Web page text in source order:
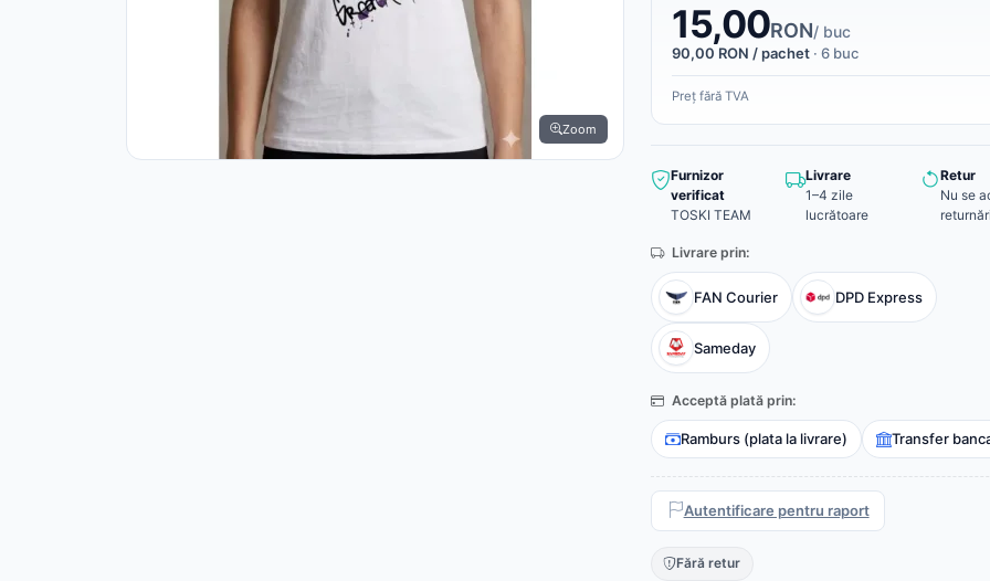
Zoom
15,00RON/ buc
90,00 RON / pachet · 6 buc
Preț fără TVA
Furnizor
verificat
TOSKI TEAM
Livrare
1–4 zile
lucrătoare
Retur
Nu se
returnări
Livrare prin:
FAN Courier DPD Express
Sameday
Acceptă plată prin:
Ramburs (plata la livrare) Transfer
Autentificare pentru raport
Fără retur